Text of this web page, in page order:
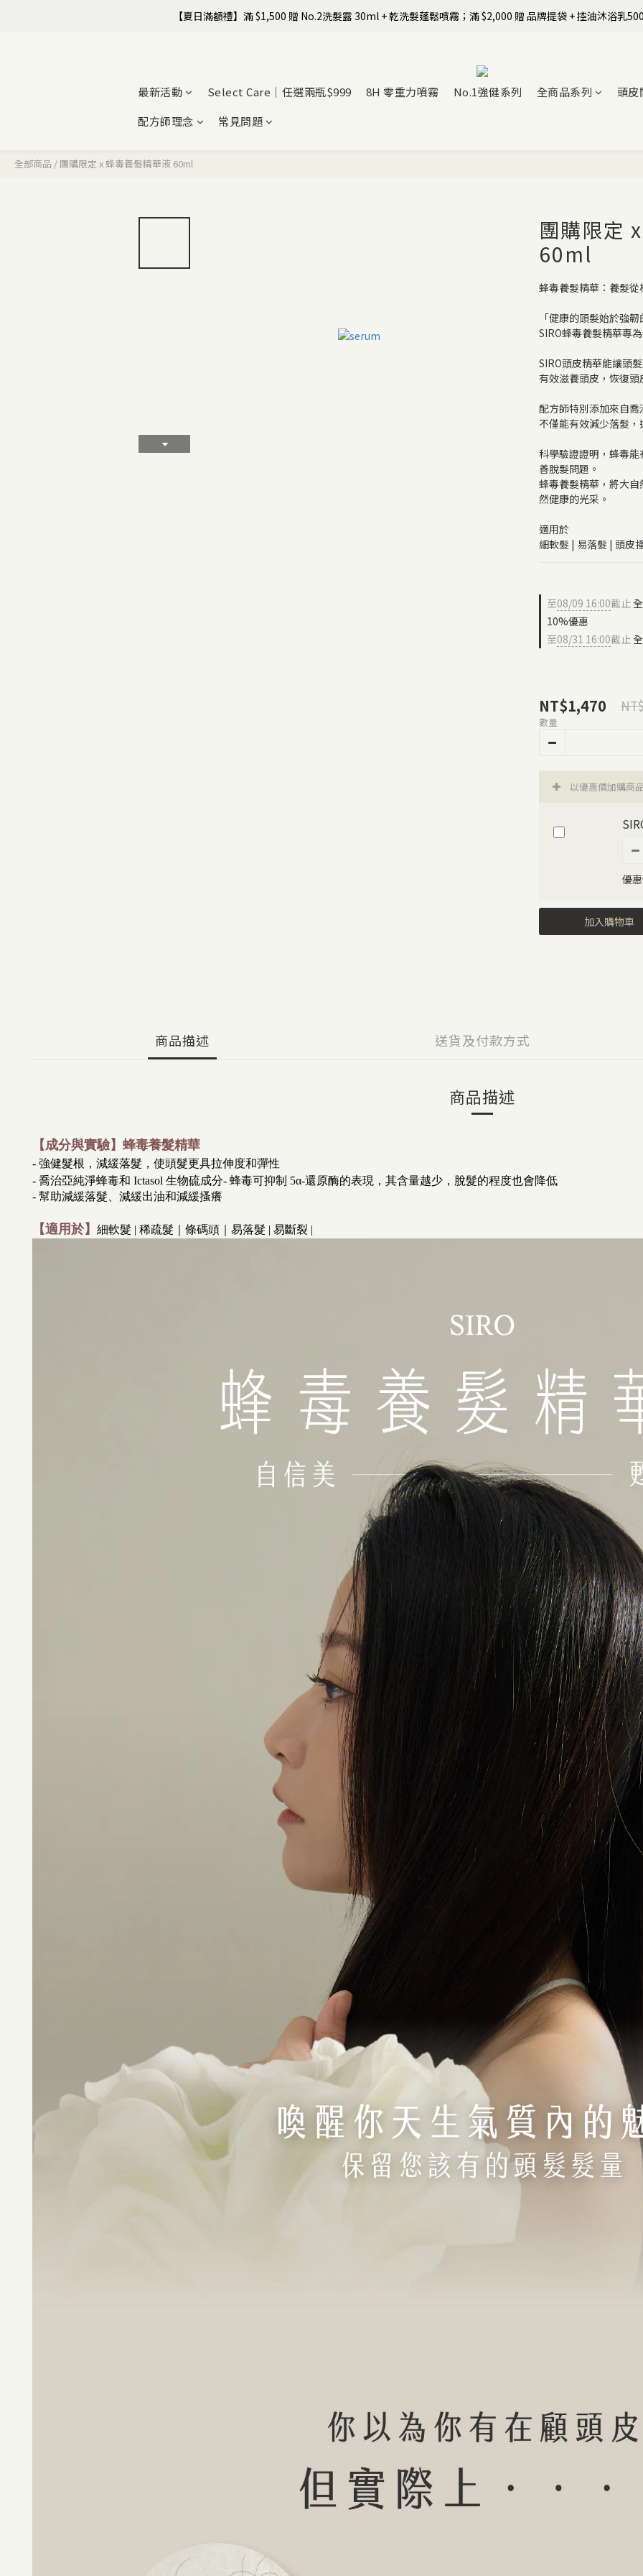
全館$799免運｜註冊SIRO會員領首購免運券+$100元購物金
【夏日滿額禮】滿 $1,500 贈 No.2洗髮露 30ml + 乾洗髮蓬鬆噴霧；滿 $2,000 贈 品牌提袋 + 控油沐浴乳
全館$799免運｜註冊SIRO會員領首購免運券+$100元購物金
最新活動 Select Care｜任選兩瓶$999 8H 零重力噴霧 No.1強健系列 全商品系列
頭皮
配方師理念
常見問題
全部商品 / 團購限定 x 蜂毒養髮精華液 60ml
團購限定
60ml
蜂毒養髮精華：養髮從
「健康的頭髮始於強
SIRO蜂毒養髮精華專
SIRO頭皮精華能讓頭
有效滋養頭皮，恢復
配方師特別添加來自
不僅能有效減少落髮
科學驗證證明，蜂毒
善脫髮問題。
蜂毒養髮精華，將大
然健康的光采。
適用於
細軟髮 | 易落髮 | 頭皮
至08/09 16:00截止
10%優惠
至08/31 16:00截止
NT$1,470
數量
以優惠價加購商
優
加入購物車
商品描述 送貨及付款方式
商品描述
【成分與實驗】蜂毒養髮精華
- 強健髮根，減緩落髮，使頭髮更具拉伸度和彈性
- 喬治亞純淨蜂毒和 Ictasol 生物硫成分- 蜂毒可抑制 5α-還原酶的表現， 其含量越少，脫髮的程度也會降低
- 幫助減緩落髮、減緩出油和減緩搔癢
【適用於】 細軟髮 | 稀疏髮｜條碼頭｜易落髮 | 易斷裂 |